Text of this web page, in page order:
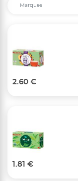
2.60 €
1.81 €